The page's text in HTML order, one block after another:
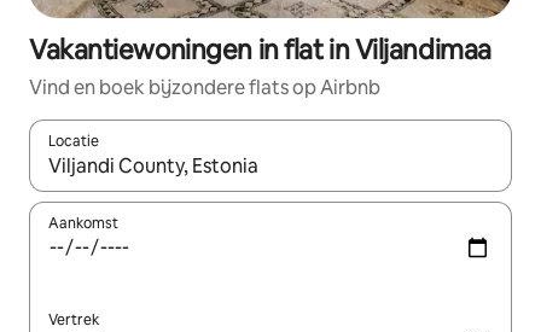
Vakantiewoningen in flat in Viljandimaa
Vind en boek bijzondere flats op Airbnb
Locatie
Wanneer er suggesties beschikbaar zijn, maak je een keuze
Aankomst
Vertrek